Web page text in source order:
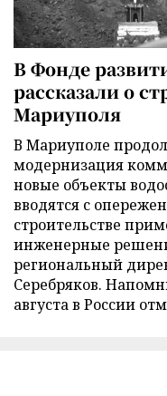
В Фонде
рассказали о
Мариуполя
В Мариуполе
модернизация
новые объекты
вводятся с
строительстве
инженерные
региональный
Серебряков.
августа в России